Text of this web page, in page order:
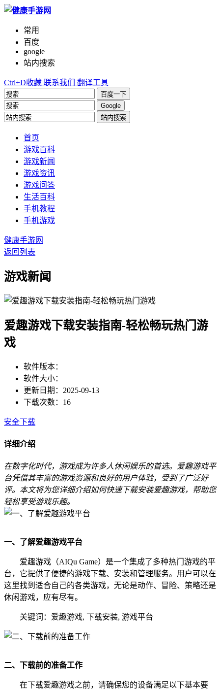
常用
百度
google
站内搜索
Ctrl+D收藏 联系我们 翻译工具
百度一下
Google
站内搜索
首页
游戏百科
游戏新闻
游戏资讯
游戏问答
生活百科
手机教程
手机游戏
健康手游网
返回列表
游戏新闻
爱趣游戏下载安装指南-轻松畅玩热门游
戏
软件版本：
软件大小：
更新日期：2025-09-13
下载次数：16
安全下载
详细介绍
在数字化时代，游戏成为许多人休闲娱乐的首选。爱趣游戏平
台凭借其丰富的游戏资源和良好的用户体验，受到了广泛好
评。本文将为您详细介绍如何快速下载安装爱趣游戏，帮助您
轻松享受游戏乐趣。
一、了解爱趣游戏平台
爱趣游戏（AIQu Game）是一个集成了多种热门游戏的平
台，它提供了便捷的游戏下载、安装和管理服务。用户可以在
这里找到适合自己的各类游戏，无论是动作、冒险、策略还是
休闲游戏，应有尽有。
关键词：爱趣游戏, 下载安装, 游戏平台
二、下载前的准备工作
在下载爱趣游戏之前，请确保您的设备满足以下基本要